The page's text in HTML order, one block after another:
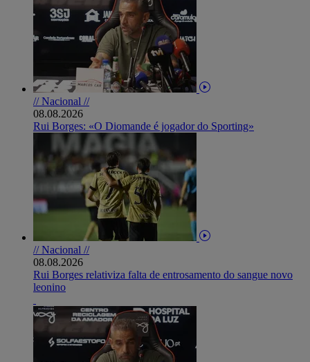
// Nacional //
08.08.2026
Rui Borges: «O Diomande é jogador do Sporting»
// Nacional //
08.08.2026
Rui Borges relativiza falta de entrosamento do sangue novo
leonino